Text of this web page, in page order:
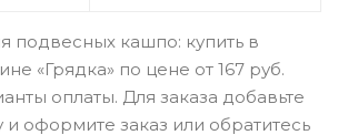
подвесных кашпо: купить в
«Грядка» по цене от 167 руб.
оплаты. Для заказа добавьте
и оформите заказ или обратитесь